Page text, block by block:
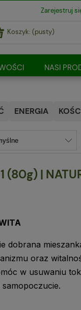
Zarejestruj
Koszyk: (pusty)
NASI
ENERGIA
(80g) |
dobrana
oraz
w usuwaniu